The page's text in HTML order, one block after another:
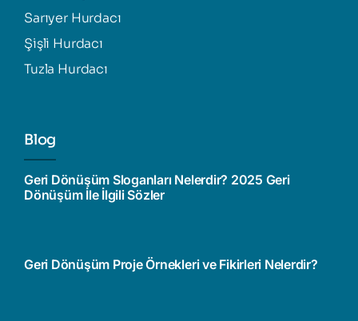
Sarıyer Hurdacı
Şişli Hurdacı
Tuzla Hurdacı
Blog
Geri Dönüşüm Sloganları Nelerdir? 2025 Geri
Dönüşüm İle İlgili Sözler
Geri Dönüşüm Proje Örnekleri ve Fikirleri Nelerdir?